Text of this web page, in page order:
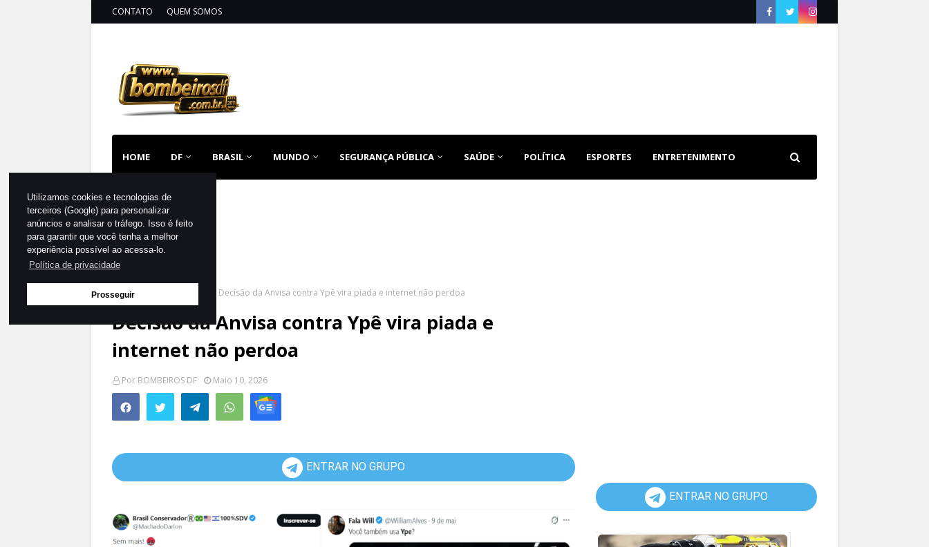
Utilizamos cookies e tecnologias de
terceiros (Google) para personalizar
anúncios e analisar o tráfego. Isso é feito
para garantir que você tenha a melhor
experiência possível ao acessa-lo.
Política de privacidade
Prosseguir
CONTATO QUEM SOMOS
HOME DF BRASIL MUNDO SEGURANÇA PÚBLICA SAÚDE POLÍTICA ESPORTES ENTRETENIMENTO
Página inicial Decisão da Anvisa contra Ypê vira piada e internet não perdoa
Decisão da Anvisa contra Ypê vira piada e
internet não perdoa
Por BOMBEIROS DF Maio 10, 2026
ENTRAR NO GRUPO
ENTRAR NO GRUPO